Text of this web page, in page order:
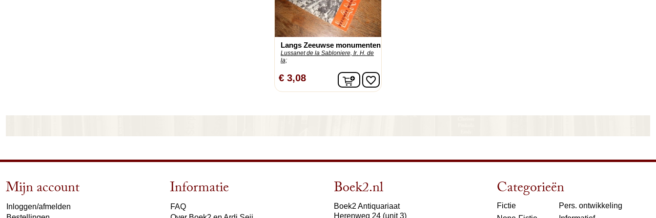
Langs Zeeuwse monumenten
Lussanet de la Sabloniere, Ir. H. de
la;
€ 3,08 In winkelwagen
favorite_border
Mijn account
Inloggen/afmelden
Informatie
FAQ
Boek2.nl
Boek2 Antiquariaat
Herenweg 24 (unit 3)
Categorieën
Fictie
Pers. ontwikkeling